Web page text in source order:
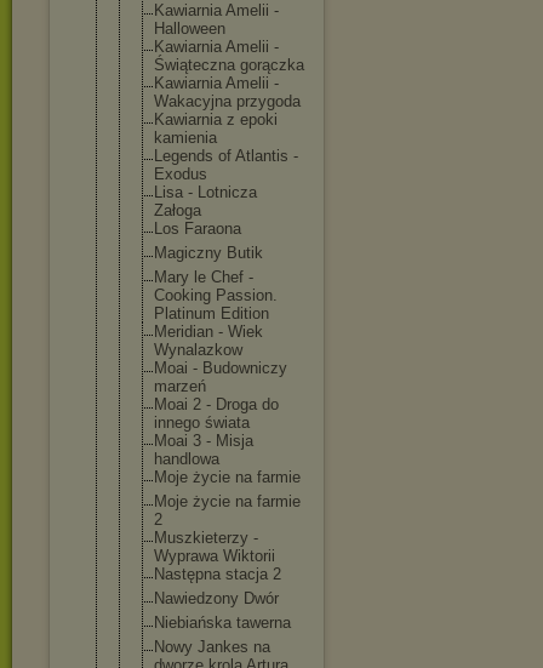
Kawiarnia Amelii -
Halloween
Kawiarnia Amelii -
Świąteczna gorączka
Kawiarnia Amelii -
Wakacyjna przygoda
Kawiarnia z epoki
kamienia
Legends of Atlantis -
Exodus
Lisa - Lotnicza
Załoga
Los Faraona
Magiczny Butik
Mary le Chef -
Cooking Passion.
Platinum Edition
Meridian - Wiek
Wynalazkow
Moai - Budowniczy
marzeń
Moai 2 - Droga do
innego świata
Moai 3 - Misja
handlowa
Moje życie na farmie
Moje życie na farmie
2
Muszkieterzy -
Wyprawa Wiktorii
Następna stacja 2
Nawiedzony Dwór
Niebiańska tawerna
Nowy Jankes na